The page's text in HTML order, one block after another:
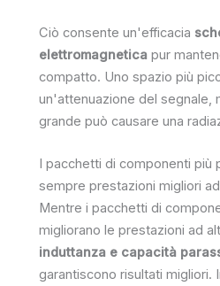
Ciò consente un'efficacia
elettromagnetica pur
compatto. Uno spazio più
un'attenuazione del segnale,
grande può causare una
I pacchetti di componenti più
sempre prestazioni migliori
Mentre i pacchetti di
migliorano le prestazioni ad
induttanza e capacità
garantiscono risultati migliori.